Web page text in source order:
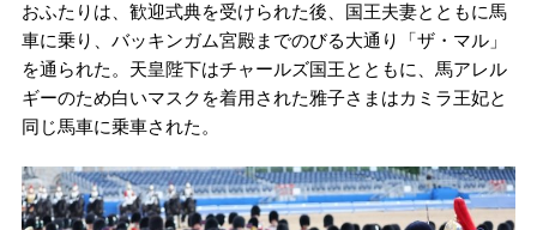
おふたりは、歓迎式典を受けられた後、国王夫妻とともに馬
車に乗り、バッキンガム宮殿までのびる大通り「ザ・マル」
を通られた。天皇陛下はチャールズ国王とともに、馬アレル
ギーのため白いマスクを着用された雅子さまはカミラ王妃と
同じ馬車に乗車された。